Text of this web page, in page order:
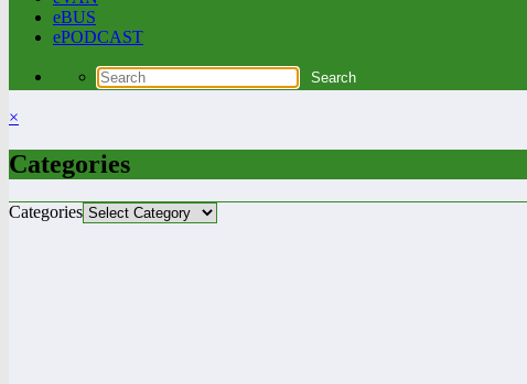
eBUS
ePODCAST
×
Categories
Categories